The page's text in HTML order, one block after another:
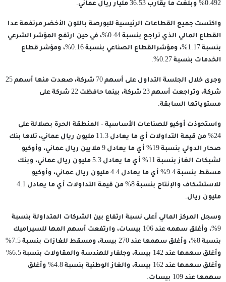
0.492% وبلغت ما يقارب 36.53 مليار ريال عماني.
واكتست جميع القطاعات الرئيسية للبورصة باللون الأخضر مرتفعة عدا
القطاع المالي الذي تراجع بنسبة 0.44%، في حين ارتفع المؤشر الشرعي
بنسبة 1.17%، ومؤشرالقطاع الصناعي بنسبة 0.16%، ومؤشر قطاع
الخدمات بنسبة 0.27%.
وجرى خلال الجلسة التداول على أسهم 70 شركة، صعدت منها أسهم 25
شركة، وتراجعت أسهم 23 شركة، بينما حافظت 22 شركة على
مستوياتها السابقة.
واستحوذت أوكيو للصناعات الأساسية - المنطقة الحرة بصلالة على
24% من قيمة التداولات أي ما يعادل 11.3 مليون ريال عماني، تلاها بنك
صحار الدولي بنسبة 19% أي ما يعادل 9 ملايين ريال عماني، وأوكيو
لشبكات الغاز بنسبة 11% أي ما يعادل 5.3 مليون ريال عماني، وبنك
مسقط بنسبة 9.4% أي ما يعادل 4.4 مليون ريال عماني، وأوكيو
للاستشكاف والإنتاج بنسبة 8% من قيمة التداولات أي ما يعادل 4.1
مليون ريال.
وسجل المركز المالي أعلى نسبة ارتفاع بين الشركات المتداولة بنسبة
9%، وأغلق سهمه عند 106 بيسات، وارتفعت أسهم المها للسيراميك
بنسبة 8%، وأغلق سهمها عند 270 بيسة، ومسقط للغازات بنسبة 7.5%
وأغلق سهمها عند 142 بيسة، وجلفار للهندسة والمقاولات بنسبة 6.5%
وأغلق سهمها عند 162 بيسة، والغاز الوطنية بنسبة 4.8% وأغلق
سهمها عند 109 بيسات.